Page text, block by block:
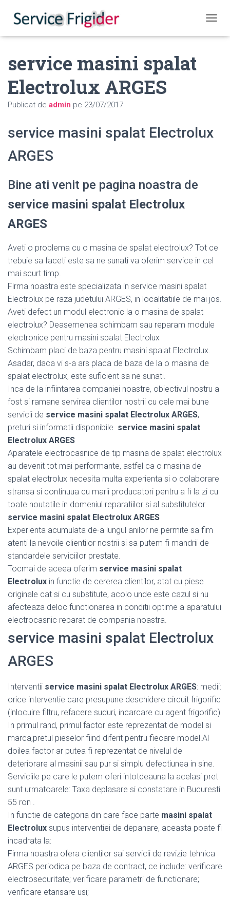
service masini spalat
Electrolux ARGES
Publicat de admin pe 23/07/2017
service masini spalat Electrolux
ARGES
Bine ati venit pe pagina noastra de
service masini spalat Electrolux
ARGES
Aveti o problema cu o masina de spalat electrolux? Tot ce
trebuie sa faceti este sa ne sunati va oferim service in cel
mai scurt timp.
Firma noastra este specializata in service masini spalat
Electrolux pe raza judetului ARGES, in localitatiile de mai jos.
Aveti defect un modul electronic la o masina de spalat
electrolux? Deasemenea schimbam sau reparam module
electronice pentru masini spalat Electrolux
Schimbam placi de baza pentru masini spalat Electrolux.
Asadar, daca vi s-a ars placa de baza de la o masina de
spalat electrolux, este suficient sa ne sunati.
Inca de la infiintarea companiei noastre, obiectivul nostru a
fost si ramane servirea clientilor nostrii cu cele mai bune
servicii de service masini spalat Electrolux ARGES,
preturi si informatii disponibile. service masini spalat
Electrolux ARGES
Aparatele electrocasnice de tip masina de spalat electrolux
au devenit tot mai performante, astfel ca o masina de
spalat electrolux necesita multa experienta si o colaborare
stransa si continuua cu marii producatori pentru a fi la zi cu
toate noutatile in domeniul reparatiilor si al substitutelor.
service masini spalat Electrolux ARGES
Experienta acumulata de-a lungul anilor ne permite sa fim
atenti la nevoile clientilor nostrii si sa putem fi mandrii de
standardele serviciilor prestate.
Tocmai de aceea oferim service masini spalat
Electrolux in functie de cererea clientilor, atat cu piese
originale cat si cu substitute, acolo unde este cazul si nu
afecteaza deloc functionarea in conditii optime a aparatului
electrocasnic reparat de compania noastra.
service masini spalat Electrolux
ARGES
Interventii service masini spalat Electrolux ARGES: medii:
orice interventie care presupune deschidere circuit frigorific
(inlocuire filtru, refacere suduri, incarcare cu agent frigorific)
In primul rand, primul factor este reprezentat de model si
marca,pretul pieselor fiind diferit pentru fiecare model.Al
doilea factor ar putea fi reprezentat de nivelul de
deteriorare al masinii sau pur si simplu defectiunea in sine.
Serviciile pe care le putem oferi intotdeauna la acelasi pret
sunt urmatoarele: Taxa deplasare si constatare in Bucuresti
55 ron .
In functie de categoria din care face parte masini spalat
Electrolux supus interventiei de depanare, aceasta poate fi
incadrata la:
Firma noastra ofera clientilor sai servicii de revizie tehnica
ARGES periodica pe baza de contract, ce include: verificare
electrosecuritate; verificare parametri de functionare;
verificare etansare usi;